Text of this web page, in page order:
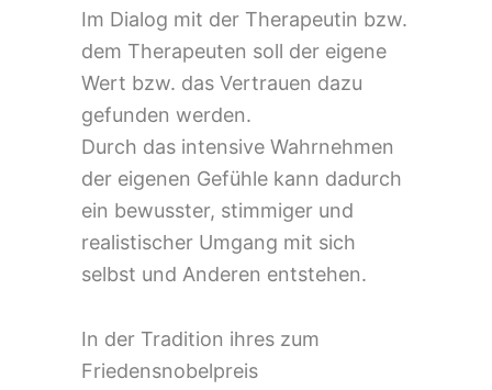
Im Dialog mit der Therapeutin bzw.
dem Therapeuten soll der eigene
Wert bzw. das Vertrauen dazu
gefunden werden.
Durch das intensive Wahrnehmen
der eigenen Gefühle kann dadurch
ein bewusster, stimmiger und
realistischer Umgang mit sich
selbst und Anderen entstehen.
In der Tradition ihres zum
Friedensnobelpreis